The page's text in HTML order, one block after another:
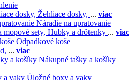
dosky, Žehliace dosky, ... viac
Náradie na upratovanie
mopové sety, Hubky a drôtenky ... viac
Odpadkové koše
... viac
Nákupné tašky a košíky
Úložné boxy a vaky